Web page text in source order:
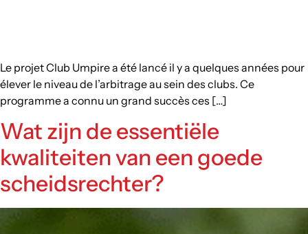
Le projet Club Umpire a été lancé il y a quelques années pour
élever le niveau de l’arbitrage au sein des clubs. Ce
programme a connu un grand succès ces […]
Wat zijn de essentiële
kwaliteiten van een goede
scheidsrechter?